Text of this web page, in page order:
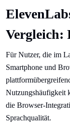
Vergleich:
Für Nutzer, die im
Smartphone und
Nutzungshäufigkeit
die Browser-
Sprachqualität.